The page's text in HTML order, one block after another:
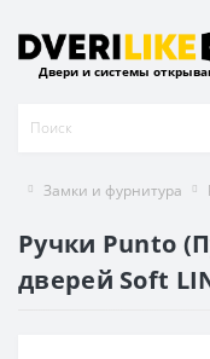
Двери и системы
Замки и фурнитура
Ручки Punto
дверей Soft